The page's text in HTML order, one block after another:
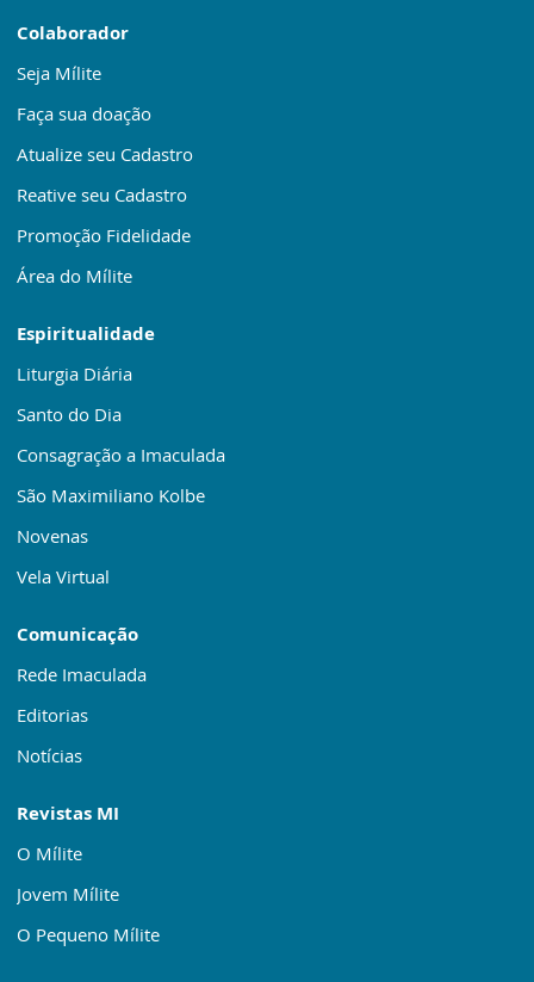
Colaborador
Seja Mílite
Faça sua doação
Atualize seu Cadastro
Reative seu Cadastro
Promoção Fidelidade
Área do Mílite
Espiritualidade
Liturgia Diária
Santo do Dia
Consagração a Imaculada
São Maximiliano Kolbe
Novenas
Vela Virtual
Comunicação
Rede Imaculada
Editorias
Notícias
Revistas MI
O Mílite
Jovem Mílite
O Pequeno Mílite